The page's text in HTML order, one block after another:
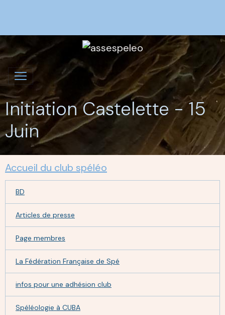
Initiation Castelette - 15
Juin
Accueil du club spéléo
BD
Articles de presse
Page membres
La Fédération Française de Spé
infos pour une adhésion club
Spéléologie à CUBA